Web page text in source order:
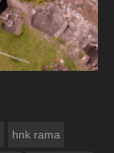
hnk rama